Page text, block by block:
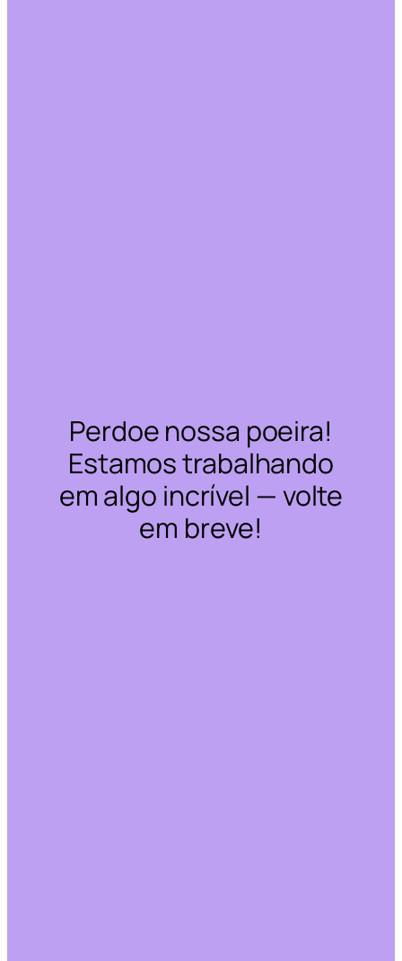
Perdoe nossa poeira!
Estamos trabalhando
em algo incrível — volte
em breve!